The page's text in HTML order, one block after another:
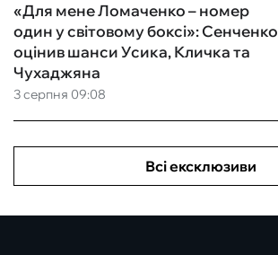
3 серпня 09:08
«Для мене Ломаченко – номер
один у світовому боксі»: Сенченко
оцінив шанси Усика, Кличка та
Чухаджяна
Всі ексклюзиви